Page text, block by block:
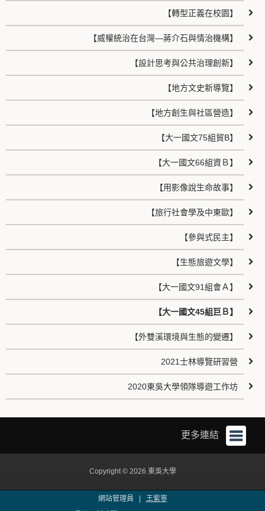
【轉型正義在校園】
【威權統治在台灣—蔣介石與情治機構】
【設計思考與公共治理創新】
【地方文史新導覽】
【地方創生與社區營造】
【大一國文75組貿B】
【大一國文66組資Ｂ】
【用影像說生命故事】
【旅行社會學及中東歐】
【參與式民主】
【生態旅遊文學】
【大一國文91組會Ａ】
【大一國文45組巨Ｂ】
【外雙溪環境與生態的變遷】
2021士林導覽研習營
2020東吳大學領隊導遊工作坊
更多連結
Copyright © 2026 東吳大學
網站管理員 | 王紫寧